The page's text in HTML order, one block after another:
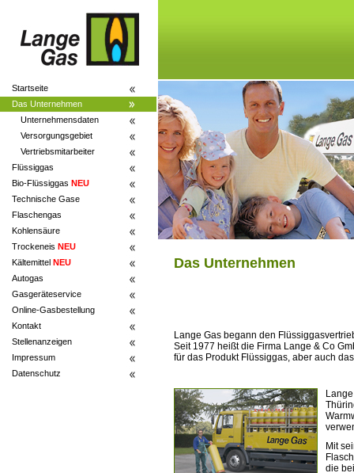
Startseite
Das Unternehmen
Unternehmensdaten
Versorgungsgebiet
Vertriebsmitarbeiter
Flüssiggas
Bio-Flüssiggas NEU
Technische Gase
Flaschengas
Kohlensäure
Trockeneis NEU
Kältemittel NEU
Autogas
Gasgeräteservice
Online-Gasbestellung
Kontakt
Stellenanzeigen
Impressum
Datenschutz
Das Unternehmen
Lange Gas begann den
Seit 1977 heißt die Firma Lange & Co
für das Produkt Flüssiggas, aber auch
Mit
die